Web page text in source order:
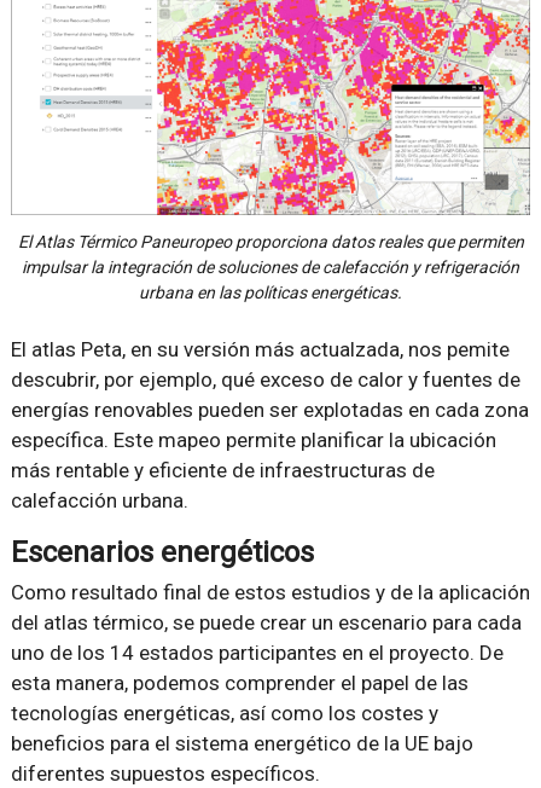
El Atlas Térmico Paneuropeo proporciona datos reales que permiten
impulsar la integración de soluciones de calefacción y refrigeración
urbana en las políticas energéticas.
El atlas Peta, en su versión más actualzada, nos pemite
descubrir, por ejemplo, qué exceso de calor y fuentes de
energías renovables pueden ser explotadas en cada zona
específica. Este mapeo permite planificar la ubicación
más rentable y eficiente de infraestructuras de
calefacción urbana.
Escenarios energéticos
Como resultado final de estos estudios y de la aplicación
del atlas térmico, se puede crear un escenario para cada
uno de los 14 estados participantes en el proyecto. De
esta manera, podemos comprender el papel de las
tecnologías energéticas, así como los costes y
beneficios para el sistema energético de la UE bajo
diferentes supuestos específicos.